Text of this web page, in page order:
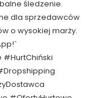
śledzenie.
dla sprzedawców
o wysokiej marży.